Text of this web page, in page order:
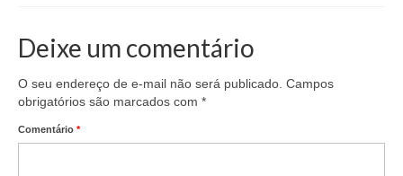
DENÚNCIAS
Acordos e convenções
Cadastro de empresa
Deixe um comentário
O seu endereço de e-mail não será publicado. Campos
obrigatórios são marcados com *
Comentário *